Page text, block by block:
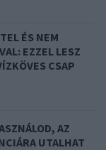
ÉS NEM
EZZEL LESZ
CSAP
AZ
UTALHAT